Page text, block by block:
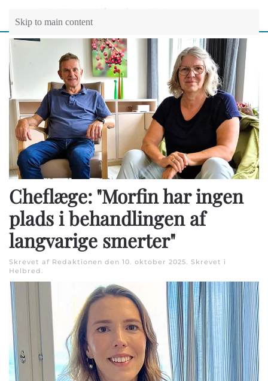
Skip to main content
Cheflæge: "Morfin har ingen
plads i behandlingen af
langvarige smerter"
Skrevet af Redaktionen den 10. oktober 2025. Skrevet i
Helbred.